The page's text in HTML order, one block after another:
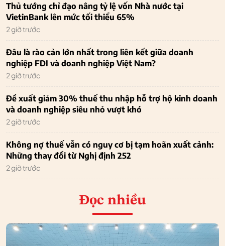
Thủ tướng chỉ đạo nâng tỷ lệ vốn Nhà nước tại
VietinBank lên mức tối thiểu 65%
2 giờ trước
Đâu là rào cản lớn nhất trong liên kết giữa doanh
nghiệp FDI và doanh nghiệp Việt Nam?
2 giờ trước
Đề xuất giảm 30% thuế thu nhập hỗ trợ hộ kinh doanh
và doanh nghiệp siêu nhỏ vượt khó
2 giờ trước
Không nợ thuế vẫn có nguy cơ bị tạm hoãn xuất cảnh:
Những thay đổi từ Nghị định 252
2 giờ trước
Đọc nhiều